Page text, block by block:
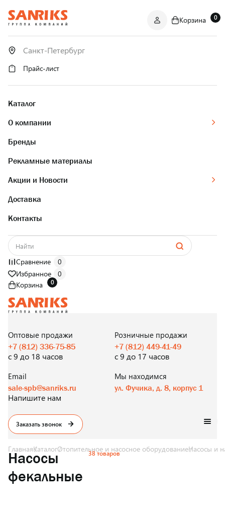
ОПТОМ
И В РОЗНИЦУ
Корзина 0
Прайс-лист
Каталог
О компании
Бренды
Рекламные материалы
Акции и Новости
Доставка
Контакты
Сравнение
0
Избранное
0
Корзина
0
И В РОЗНИЦУ
Оптовые продажи
+7 (812) 336-75-85
с 9 до 18 часов
Розничные продажи
+7 (812) 449-41-49
с 9 до 17 часов
Email
sale-spb@sanriks.ru
Напишите нам
Мы находимся
ул. Фучика, д. 8, корпус 1
Заказать звонок
ГлавнаяКаталогОтопительное и насосное оборудованиеНасосы и
Насосы
фекальные
38 товаров